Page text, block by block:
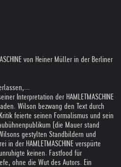
von Heiner Müller in der Berliner
Interpretation der HAMLETMASCHINE
Wilson bezwang den Text durch
feierte seinen Formalismus und sein
(die Mauer stand
gestylten Standbildern und
in der HAMLETMASCHINE verspürte
keinen. Fastfood für
ohne die Wut des Autors. Ein